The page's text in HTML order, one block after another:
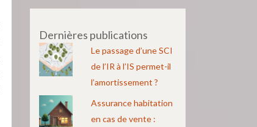
Dernières publications
Le passage d’une SCI
de l’IR à l’IS permet-il
l’amortissement ?
Assurance habitation
en cas de vente :